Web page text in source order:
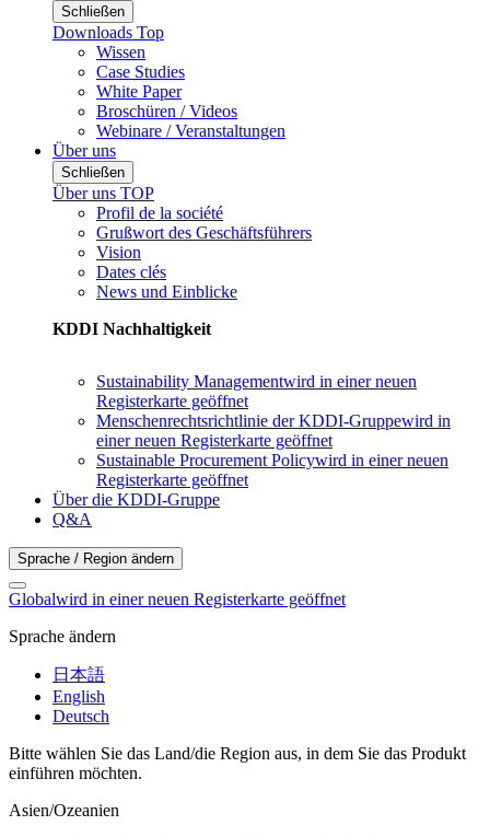
Schließen
Downloads Top
Wissen
Case Studies
White Paper
Broschüren / Videos
Webinare / Veranstaltungen
Über uns
Schließen
Über uns TOP
Profil de la société
Grußwort des Geschäftsführers
Vision
Dates clés
News und Einblicke
KDDI Nachhaltigkeit
Sustainability Managementwird in einer neuen
Registerkarte geöffnet
Menschenrechtsrichtlinie der KDDI-Gruppewird in
einer neuen Registerkarte geöffnet
Sustainable Procurement Policywird in einer neuen
Registerkarte geöffnet
Über die KDDI-Gruppe
Q&A
Sprache / Region ändern
Globalwird in einer neuen Registerkarte geöffnet
Sprache ändern
日本語
English
Deutsch
Bitte wählen Sie das Land/die Region aus, in dem Sie das Produkt
einführen möchten.
Asien/Ozeanien